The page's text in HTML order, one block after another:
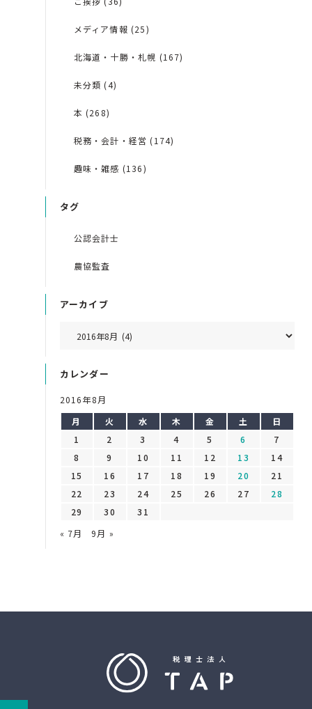
メディア情報 (25)
北海道・十勝・札幌 (167)
未分類 (4)
本 (268)
税務・会計・経営 (174)
趣味・雑感 (136)
タグ
公認会計士
農協監査
アーカイブ
カレンダー
2016年8月
月
火 水 木 金 土
日
1
2 3 4 5 6
7
8
9 10 11 12 13
14
15
16 17 18 19 20
21
22
23 24 25 26 27
28
29
30
31
« 7月
9月 »